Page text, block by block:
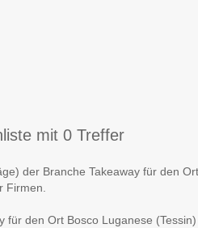
mit 0 Treffer
der Branche Takeaway für den
Firmen.
für den Ort Bosco Luganese (Tessin)